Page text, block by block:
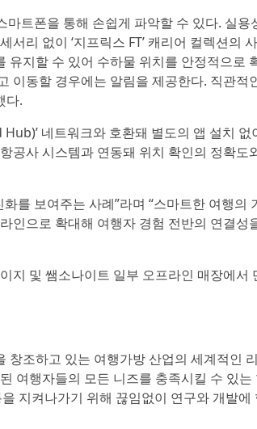
마트폰을 통해 손쉽게 파악할 수 있다. 실용
리 없이 ‘지프릭스 FT’ 캐리어 컬렉션의
유지할 수 있어 수하물 위치를 안정적으로
이동할 경우에는 알림을 제공한다. 직관적
다.
네트워크와 호환돼 별도의 앱 설치 없
공사 시스템과 연동돼 위치 확인의 정확도
를 보여주는 사례”라며 “스마트한 여행의
인으로 확대해 여행자 경험 전반의 연결성
지 및 쌤소나이트 일부 오프라인 매장에서
조하고 있는 여행가방 산업의 세계적인
여행자들의 모든 니즈를 충족시킬 수 있는
지켜나가기 위해 끊임없이 연구와 개발에